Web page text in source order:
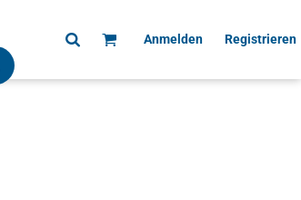
Anmelden Registrieren